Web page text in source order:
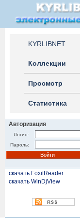
KYRLIBNET
Коллекции
Просмотр
Статистика
Авторизация
Логин:
Пароль:
скачать FoxitReader
скачать WinDjView